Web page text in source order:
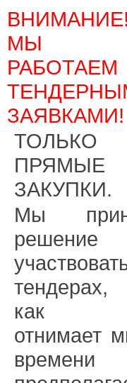
ВНИМАНИЕ!
МЫ
ЗАЯВКАМИ!
ТОЛЬКО
ПРЯМЫЕ
ЗАКУПКИ.
Мы
тендерах,
как
отнимает